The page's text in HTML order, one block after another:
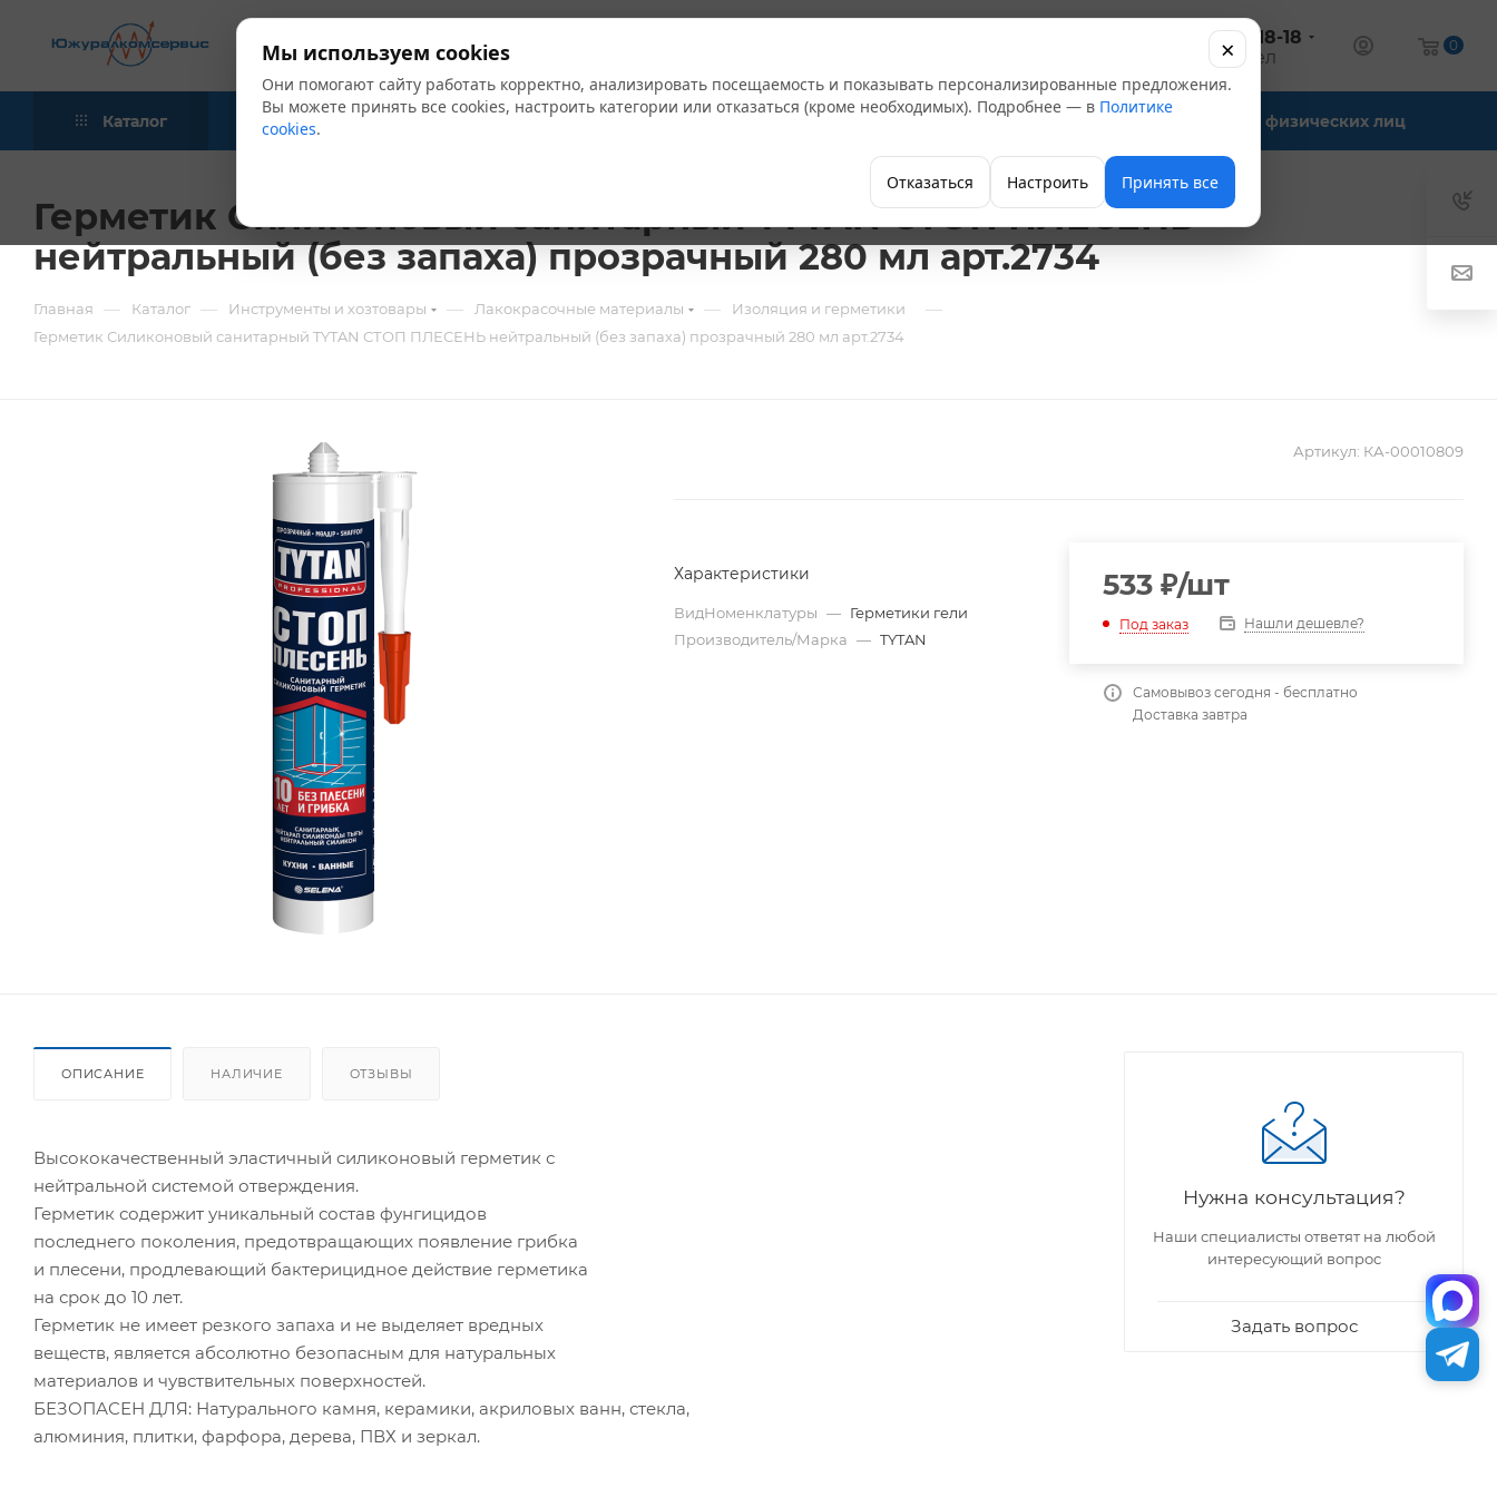
+7 (347) 246-18-18
оптовый отдел
0
Каталог Акции Бренды Компания Офис-склады Для физических лиц
Герметик Силиконовый санитарный TYTAN СТОП ПЛЕСЕНЬ
нейтральный (без запаха) прозрачный 280 мл арт.2734
Главная — Каталог — Инструменты и хозтовары — Лакокрасочные материалы — Изоляция и герметики —
Герметик Силиконовый санитарный TYTAN СТОП ПЛЕСЕНЬ нейтральный (без запаха) прозрачный 280 мл арт.2734
Артикул: КА-00010809
Характеристики
ВидНоменклатуры — Герметики гели
Производитель/Марка — TYTAN
533₽/шт
Под заказ Нашли дешевле?
Самовывоз сегодня - бесплатно
Доставка завтра
ОПИСАНИЕ НАЛИЧИЕ ОТЗЫВЫ
Высококачественный эластичный силиконовый герметик с
нейтральной системой отверждения.
Герметик содержит уникальный состав фунгицидов
последнего поколения, предотвращающих появление грибка
и плесени, продлевающий бактерицидное действие герметика
на срок до 10 лет.
Герметик не имеет резкого запаха и не выделяет вредных
веществ, является абсолютно безопасным для натуральных
материалов и чувствительных поверхностей.
БЕЗОПАСЕН ДЛЯ: Натурального камня, керамики, акриловых ванн, стекла,
алюминия, плитки, фарфора, дерева, ПВХ и зеркал.
Нужна консультация?
Наши специалисты ответят на любой
интересующий вопрос
Задать вопрос
Мы используем cookies
Они помогают сайту работать корректно, анализировать посещаемость и показывать персонализированные предложения.
Вы можете принять все cookies, настроить категории или отказаться (кроме необходимых). Подробнее — в Политике
cookies.
Отказаться Настроить Принять все
×